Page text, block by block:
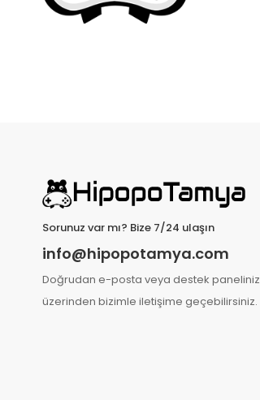
Sorunuz var mı? Bize 7/24 ulaşın
info@hipopotamya.com
Doğrudan e-posta veya destek paneliniz
üzerinden bizimle iletişime geçebilirsiniz.